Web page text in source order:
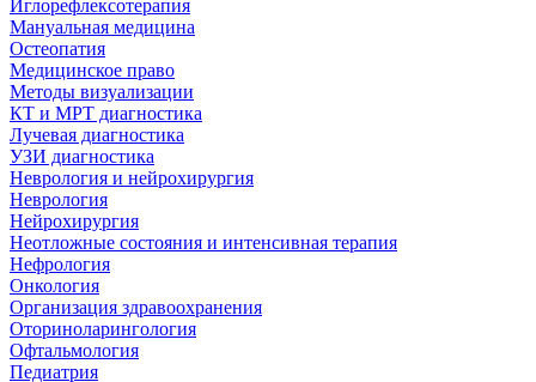
Иглорефлексотерапия
Мануальная медицина
Остеопатия
Медицинское право
Методы визуализации
КТ и МРТ диагностика
Лучевая диагностика
УЗИ диагностика
Неврология и нейрохирургия
Неврология
Нейрохирургия
Неотложные состояния и интенсивная терапия
Нефрология
Онкология
Организация здравоохранения
Оториноларингология
Офтальмология
Педиатрия